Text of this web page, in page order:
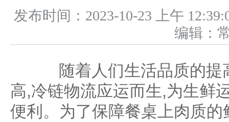
发布时间：2023-10-23 上午
编辑
随着人们生活品质的提
高,冷链物流应运而生,为生鲜
便利。为了保障餐桌上肉质